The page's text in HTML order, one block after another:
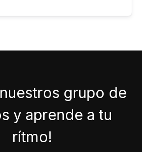
grupo de
y aprende a tu
rítmo!